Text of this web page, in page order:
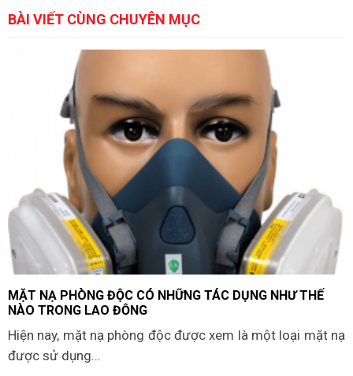
BÀI VIẾT CÙNG CHUYÊN MỤC
MẶT NẠ PHÒNG ĐỘC CÓ NHỮNG TÁC DỤNG NHƯ THẾ
NÀO TRONG LAO ĐỘNG
Hiện nay, mặt nạ phòng độc được xem là một loại mặt nạ
được sử dụng...